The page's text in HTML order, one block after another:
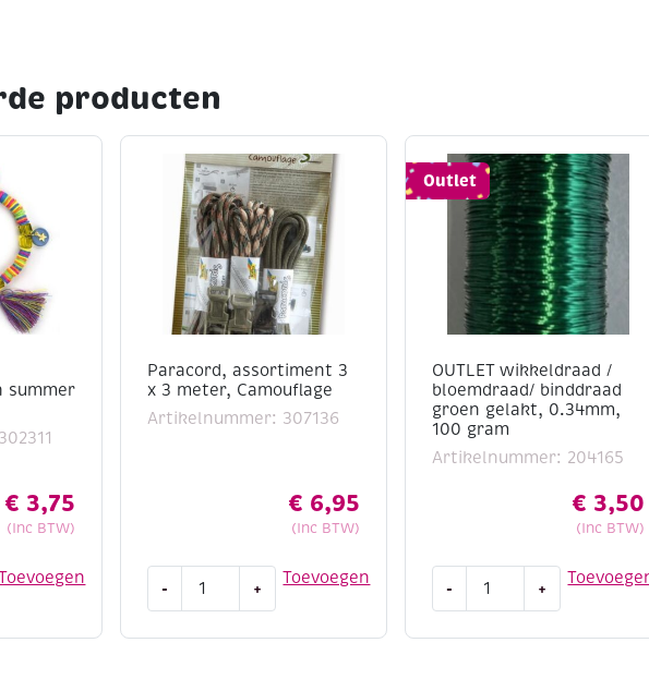
producten
summer
€ 3,75
(Inc BTW)
Paracord, assortiment 3
x 3 meter, Camouflage
Artikelnummer: 307136
€ 6,95
(Inc BTW)
Toevoegen
-
assortiment
+
Outlet
OUTLET wikkeldraad /
bloemdraad/ binddraad
groen gelakt, 0.34mm,
100 gram
Artikelnummer: 204165
€ 3,50
(Inc BTW)
-
wikkeldraad
+